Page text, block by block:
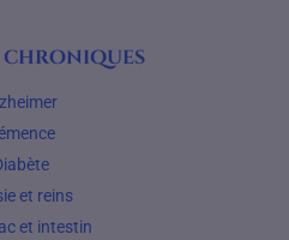
chroniques
et reins
et intestin